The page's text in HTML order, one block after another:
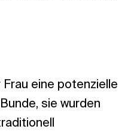
eine potenzielle
sie wurden